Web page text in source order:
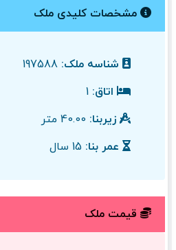
مشخصات کلیدی ملک
شناسه ملک:
اتاق:
زیربنا:
عمر بنا:
قیمت ملک